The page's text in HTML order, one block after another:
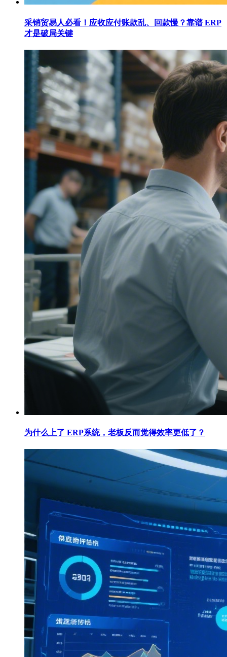
采销贸易人必看！应收应付账款乱、回款慢？靠谱 ERP
才是破局关键
为什么上了 ERP系统，老板反而觉得效率更低了？